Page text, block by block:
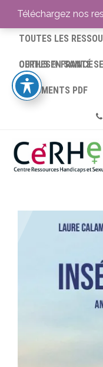
ACCUEIL
TOUTES LES
CERHES® FRANCE
OUTILS EN SANTÉ
DOCUMENTS PDF
Téléchargez nos